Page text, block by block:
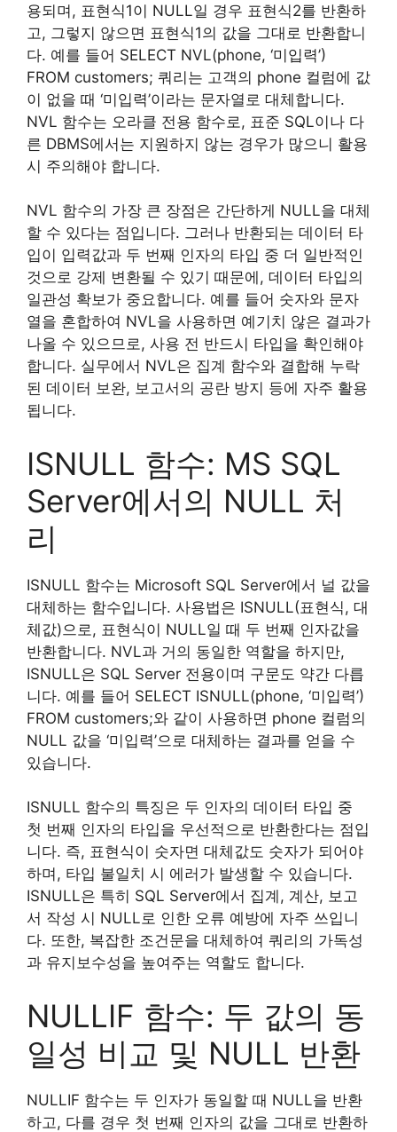
용되며, 표현식1이 NULL일 경우 표현식2를 반환하
고, 그렇지 않으면 표현식1의 값을 그대로 반환합니
다. 예를 들어 SELECT NVL(phone, ‘미입력’)
FROM customers; 쿼리는 고객의 phone 컬럼에 값
이 없을 때 ‘미입력’이라는 문자열로 대체합니다.
NVL 함수는 오라클 전용 함수로, 표준 SQL이나 다
른 DBMS에서는 지원하지 않는 경우가 많으니 활용
시 주의해야 합니다.
NVL 함수의 가장 큰 장점은 간단하게 NULL을 대체
할 수 있다는 점입니다. 그러나 반환되는 데이터 타
입이 입력값과 두 번째 인자의 타입 중 더 일반적인
것으로 강제 변환될 수 있기 때문에, 데이터 타입의
일관성 확보가 중요합니다. 예를 들어 숫자와 문자
열을 혼합하여 NVL을 사용하면 예기치 않은 결과가
나올 수 있으므로, 사용 전 반드시 타입을 확인해야
합니다. 실무에서 NVL은 집계 함수와 결합해 누락
된 데이터 보완, 보고서의 공란 방지 등에 자주 활용
됩니다.
ISNULL 함수: MS SQL
Server에서의 NULL 처
리
ISNULL 함수는 Microsoft SQL Server에서 널 값을
대체하는 함수입니다. 사용법은 ISNULL(표현식, 대
체값)으로, 표현식이 NULL일 때 두 번째 인자값을
반환합니다. NVL과 거의 동일한 역할을 하지만,
ISNULL은 SQL Server 전용이며 구문도 약간 다릅
니다. 예를 들어 SELECT ISNULL(phone, ‘미입력’)
FROM customers;와 같이 사용하면 phone 컬럼의
NULL 값을 ‘미입력’으로 대체하는 결과를 얻을 수
있습니다.
ISNULL 함수의 특징은 두 인자의 데이터 타입 중
첫 번째 인자의 타입을 우선적으로 반환한다는 점입
니다. 즉, 표현식이 숫자면 대체값도 숫자가 되어야
하며, 타입 불일치 시 에러가 발생할 수 있습니다.
ISNULL은 특히 SQL Server에서 집계, 계산, 보고
서 작성 시 NULL로 인한 오류 예방에 자주 쓰입니
다. 또한, 복잡한 조건문을 대체하여 쿼리의 가독성
과 유지보수성을 높여주는 역할도 합니다.
NULLIF 함수: 두 값의 동
일성 비교 및 NULL 반환
NULLIF 함수는 두 인자가 동일할 때 NULL을 반환
하고, 다를 경우 첫 번째 인자의 값을 그대로 반환하